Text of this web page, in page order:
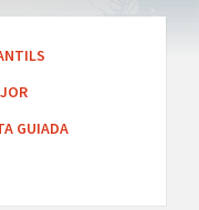
GUIADA